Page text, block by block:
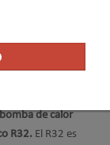
de calor
R32. El R32 es